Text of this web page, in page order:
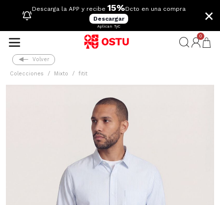
Descarga la APP y recibe 15%Dcto en una compra
Descargar
Aplican TyC
×
0
Volver
Colecciones Mixto fitit